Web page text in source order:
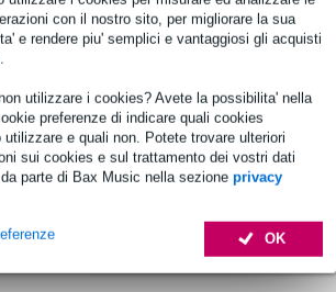
con il nostro sito, per migliorare la sua
e rendere piu' semplici e vantaggiosi gli acquisti
utilizzare i cookies? Avete la possibilita' nella
preferenze di indicare quali cookies
utilizzare e quali non. Potete trovare ulteriori
sui cookies e sul trattamento dei vostri dati
parte di Bax Music nella sezione privacy
OK